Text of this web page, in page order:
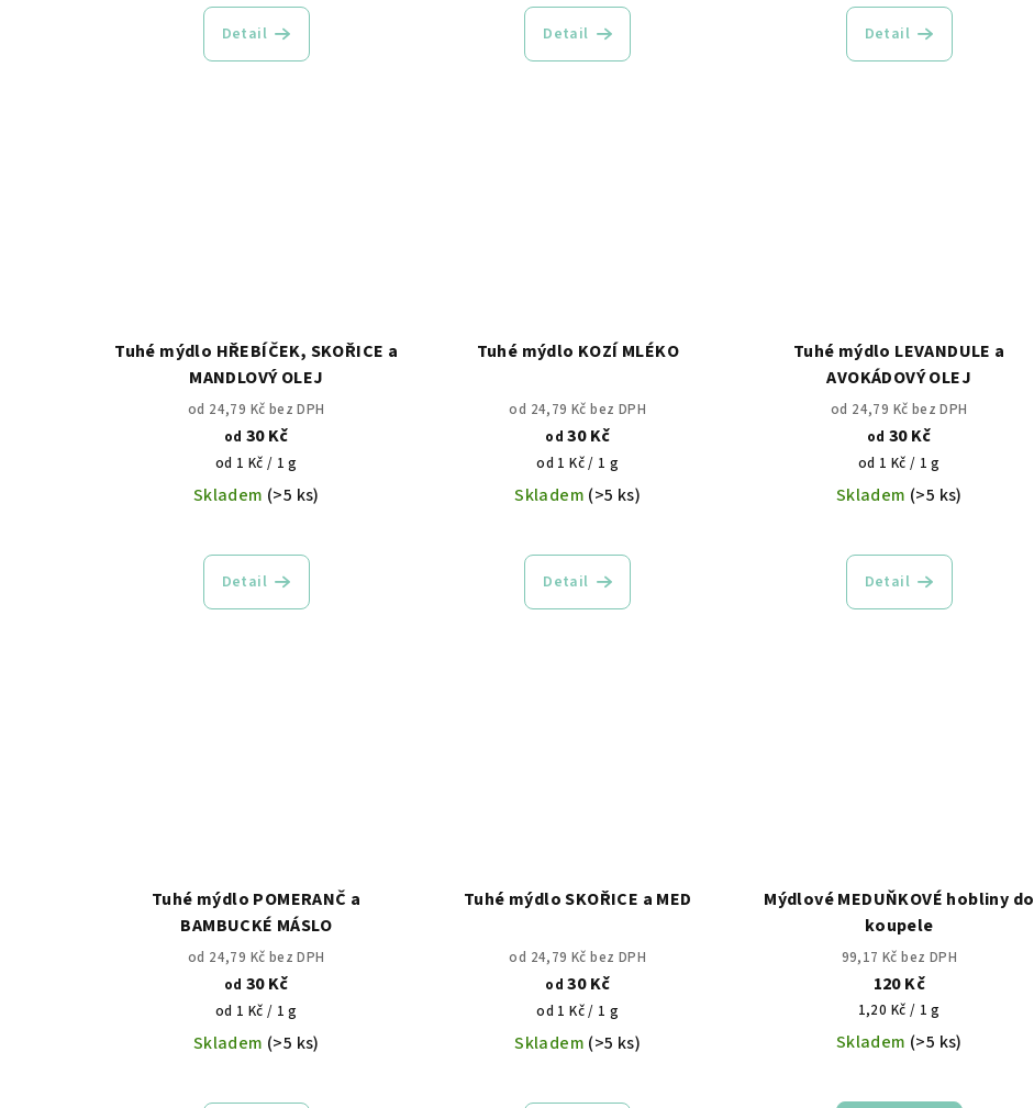
Detail Detail Detail
Tuhé mýdlo HŘEBÍČEK, SKOŘICE a
MANDLOVÝ OLEJ
od 24,79 Kč bez DPH
od 30 Kč
Měrná
cena:
od 1 Kč / 1 g
Skladem (>5 ks)
Detail
Tuhé mýdlo KOZÍ MLÉKO
od 24,79 Kč bez DPH
od 30 Kč
Měrná
cena:
od 1 Kč / 1 g
Skladem (>5 ks)
Detail
Tuhé mýdlo LEVANDULE a
AVOKÁDOVÝ OLEJ
od 24,79 Kč bez DPH
od 30 Kč
Měrná
cena:
od 1 Kč / 1 g
Skladem (>5 ks)
Detail
Tuhé mýdlo POMERANČ a
BAMBUCKÉ MÁSLO
od 24,79 Kč bez DPH
od 30 Kč
Měrná
cena:
od 1 Kč / 1 g
Skladem (>5 ks)
Tuhé mýdlo SKOŘICE a MED
od 24,79 Kč bez DPH
od 30 Kč
Měrná
cena:
od 1 Kč / 1 g
Skladem (>5 ks)
Mýdlové MEDUŇKOVÉ hobliny do
koupele
99,17 Kč bez DPH
120 Kč
Měrná
cena:
1,20 Kč / 1 g
Skladem (>5 ks)